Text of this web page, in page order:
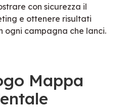
con sicurezza il
e ottenere risultati
ogni campagna che lanci.
Mappa